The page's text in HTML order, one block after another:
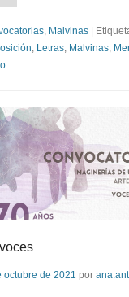
, Malvinas
, Letras, Malvinas,
octubre de 2021 por